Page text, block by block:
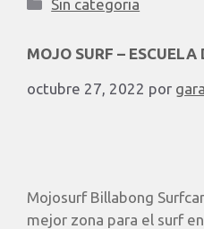
Sin categoria
MOJO SURF – ESCUELA
octubre 27, 2022 por gara
Mojosurf Billabong
mejor zona para el surf